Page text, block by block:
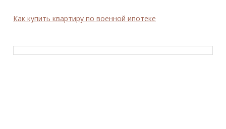
Как купить квартиру по военной ипотеке